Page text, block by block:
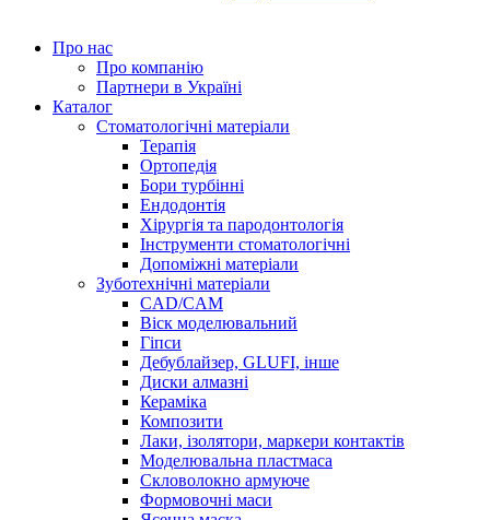
Про нас
Про компанію
Партнери в Україні
Каталог
Стоматологічні матеріали
Терапія
Ортопедія
Бори турбінні
Ендодонтія
Хірургія та пародонтологія
Інструменти стоматологічні
Допоміжні матеріали
Зуботехнічні матеріали
CAD/CAM
Віск моделювальний
Гіпси
Дебублайзер, GLUFI, інше
Диски алмазні
Кераміка
Композити
Лаки, ізолятори, маркери контактів
Моделювальна пластмаса
Скловолокно армуюче
Формовочні маси